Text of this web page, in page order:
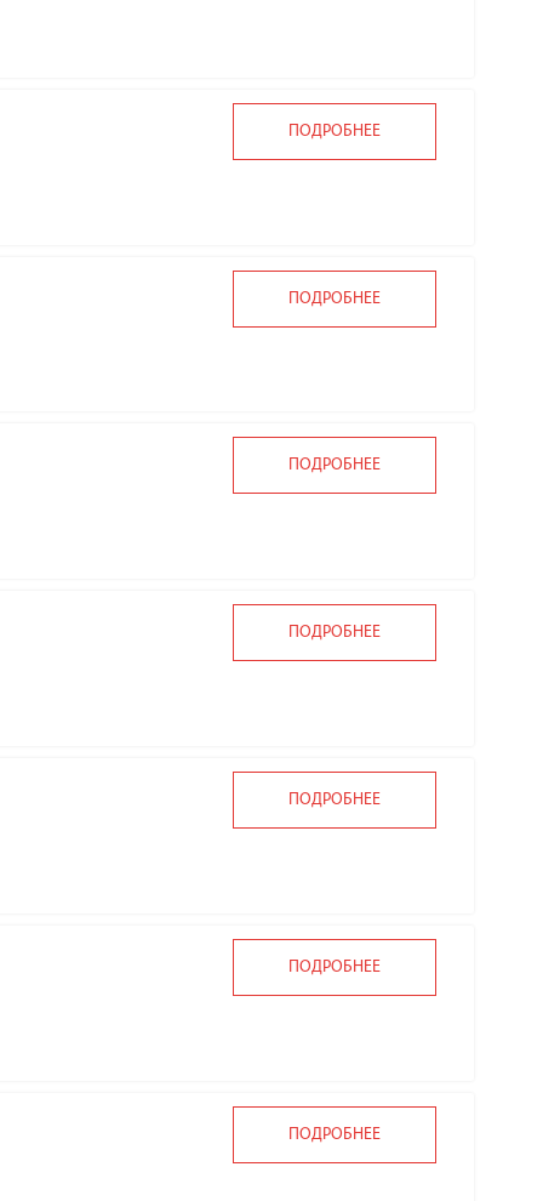
ПОДРОБНЕЕ
ПОДРОБНЕЕ
ПОДРОБНЕЕ
ПОДРОБНЕЕ
ПОДРОБНЕЕ
ПОДРОБНЕЕ
ПОДРОБНЕЕ